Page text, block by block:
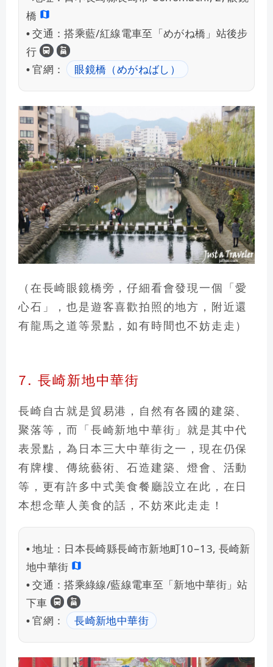
橋
• 交通：搭乘藍/紅線電車至「めがね橋」站後步
行
長崎交通租車自駕
• 官網： 眼鏡橋（めがねばし）
（在長崎眼鏡橋旁，仔細看會發現一個「愛
心石」，也是遊客喜歡拍照的地方，附近還
有龍馬之道等景點，如有時間也不妨走走）
7. 長崎新地中華街
長崎自古就是貿易港，自然有各國的建築、
聚落等，而「長崎新地中華街」就是其中代
表景點，為 日本三大中華街之一 ，現在仍保
有牌樓、傳統藝術、石造建築、燈會、活動
等，更有許多中式美食餐廳設立在此，在日
本想念華人美食的話，不妨來此走走！
• 地址： 日本長崎縣長崎市新地町10−13, 長崎新
地中華街
• 交通：搭乘綠線/藍線電車至「新地中華街」站
下車
長崎交通租車自駕
• 官網： 長崎新地中華街